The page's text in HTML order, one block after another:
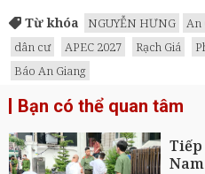
Từ khóa NGUYỄN HƯNG An
dân cư
APEC 2027 Rạch Giá
Báo An Giang
Bạn có thể quan tâm
Tiếp